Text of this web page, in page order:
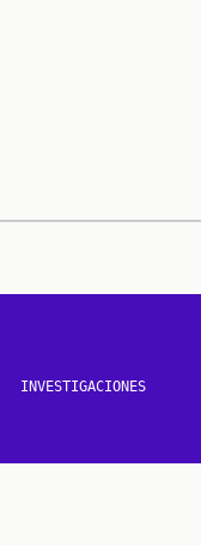
INVESTIGACIONES